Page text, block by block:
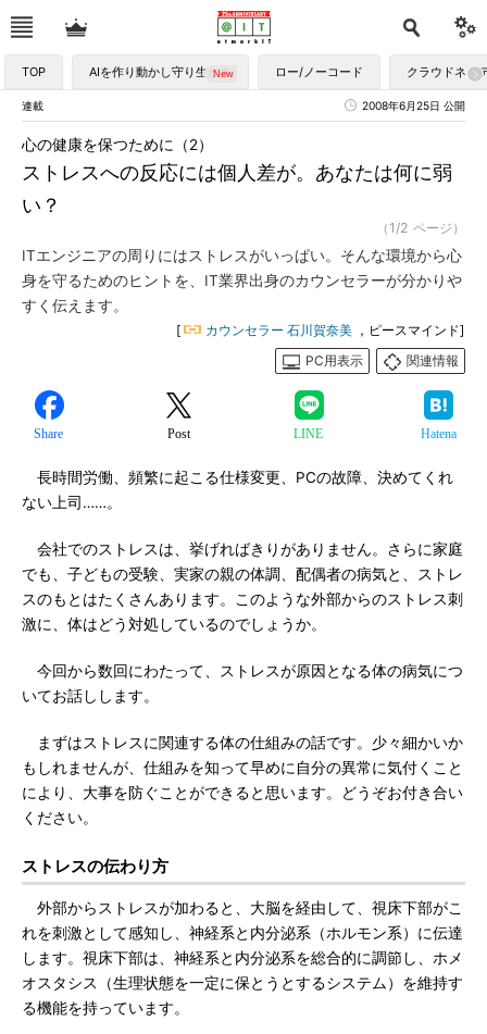
TOP AIを作り動かし守り生かす ロー/ノーコード クラウドネイ
連載 2008年6月25日 公開
ストレスへの反応には個人差が。あなたは何に弱
い？
心の健康を保つために（2）
（1/2 ページ）
ITエンジニアの周りにはストレスがいっぱい。そんな環境から心
身を守るためのヒントを、IT業界出身のカウンセラーが分かりや
すく伝えます。
[ カウンセラー 石川賀奈美 ，ピースマインド]
PC用表示
関連情報
Share Post LINE Hatena
長時間労働、頻繁に起こる仕様変更、PCの故障、決めてくれ
ない上司……。
会社でのストレスは、挙げればきりがありません。さらに家庭
でも、子どもの受験、実家の親の体調、配偶者の病気と、ストレ
スのもとはたくさんあります。このような外部からのストレス刺
激に、体はどう対処しているのでしょうか。
今回から数回にわたって、ストレスが原因となる体の病気につ
いてお話しします。
まずはストレスに関連する体の仕組みの話です。少々細かいか
もしれませんが、仕組みを知って早めに自分の異常に気付くこと
により、大事を防ぐことができると思います。どうぞお付き合い
ください。
ストレスの伝わり方
外部からストレスが加わると、大脳を経由して、視床下部がこ
れを刺激として感知し、神経系と内分泌系（ホルモン系）に伝達
します。視床下部は、神経系と内分泌系を総合的に調節し、ホメ
オスタシス（生理状態を一定に保とうとするシステム）を維持す
る機能を持っています。